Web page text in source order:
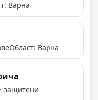
Варна
Област: Варна
защитени